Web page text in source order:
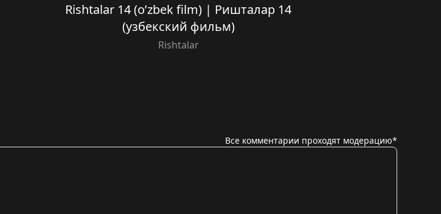
Rishtalar 14 (o’zbek film) | Ришталар 14
(узбекский фильм)
Rishtalar
Все комментарии проходят модерацию*